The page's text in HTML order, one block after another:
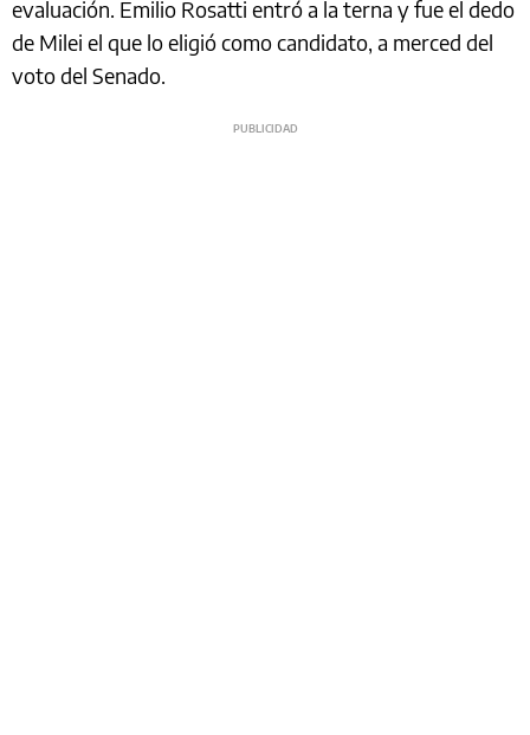
evaluación. Emilio Rosatti entró a la terna y fue el dedo
de Milei el que lo eligió como candidato, a merced del
voto del Senado.